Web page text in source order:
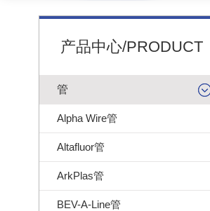
产品中心/PRODUCT
管
Alpha Wire管
Altafluor管
ArkPlas管
BEV-A-Line管